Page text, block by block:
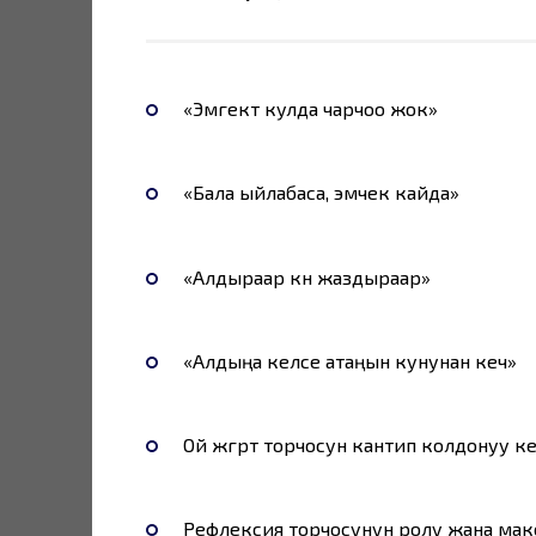
«Эмгектүү кулда чарчоо жок»
«Бала ыйлабаса, эмчек кайда»
«Алдыраар күнү жаздыраар»
«Алдыңа келсе атаңын кунунан кеч»
Ой жүгүртүү торчосун кантип колдонуу
Рефлексия торчосунун ролу жана